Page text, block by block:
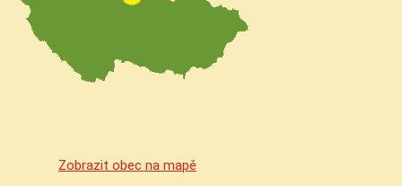
Zobrazit obec na mapě